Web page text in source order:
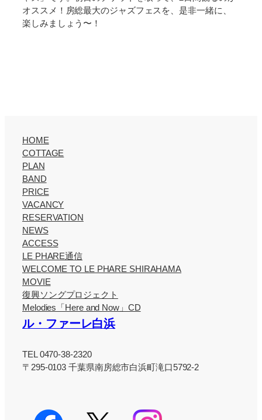
オススメ！房総最大のジャズフェスを、是非一緒に、
楽しみましょう〜 ！
HOME
COTTAGE
PLAN
BAND
PRICE
VACANCY
RESERVATION
NEWS
ACCESS
LE PHARE通信
WELCOME TO LE PHARE SHIRAHAMA
MOVIE
復興ソングプロジェクト
Melodies「Here and Now」CD
ル・ファーレ白浜
TEL 0470-38-2320
〒295-0103 千葉県南房総市白浜町滝口5792-2